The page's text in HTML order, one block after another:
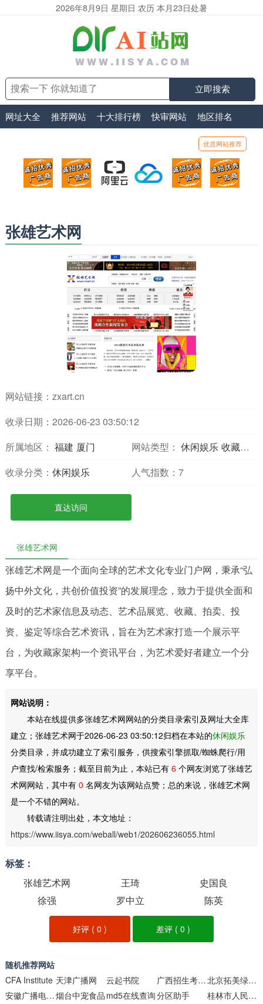
2026年8月9日 星期日 农历 本月23日处暑
立即搜索
网址大全 推荐网站 十大排行榜 快审网站 地区排名
优质网站推荐
顶部广告位1
广告位招商_广告位待售
顶部广告位2
广告位招商_广告位待售
阿里云
打折活动、99元/年
腾讯云
优惠打折，99元/年
顶部广告位5
广告位招商_
张雄艺术网
网站链接： zxart.cn
收录日期：2026-06-23 03:50:12
所属地区： 福建 厦门 网站类型： 休闲娱乐 收藏爱好
收录分类： 休闲娱乐 人气指数： 7
直达访问
张雄艺术网
张雄艺术网是一个面向全球的艺术文化专业门户网，秉承“弘
扬中外文化，共创价值投资”的发展理念，致力于提供全面和
及时的艺术家信息及动态、艺术品展览、收藏、拍卖、投
资、鉴定等综合艺术资讯，旨在为艺术家打造一个展示平
台，为收藏家架构一个资讯平台，为艺术爱好者建立一个分
享平台。
网站说明：
本站在线提供多张雄艺术网网站的分类目录索引及网址大全库
建立；张雄艺术网于2026-06-23 03:50:12归档在本站的休闲娱乐
分类目录，并成功建立了索引服务，供搜索引擎抓取/蜘蛛爬行/用
户查找/检索服务；截至目前为止，本站已有 6个网友浏览了张雄艺
术网网站，其中有 0 名网友为该网站点赞；总的来说，张雄艺术网
是一个不错的网站。
转载请注明出处，本文地址：
https://www.iisya.com/weball/web1/202606236055.html
标签：
张雄艺术网
王琦
史国良
徐强
罗中立 陈英
好评 (0 ) 差评 ( 0 )
随机推荐网站
CFA Institute 天津广播网 云起书院 广西招生考试院
北京拓美绿都园林绿化工程
安徽广播电视台烟台中宠食品 md5在线查询分区助手
桂林市人民政府门户网站